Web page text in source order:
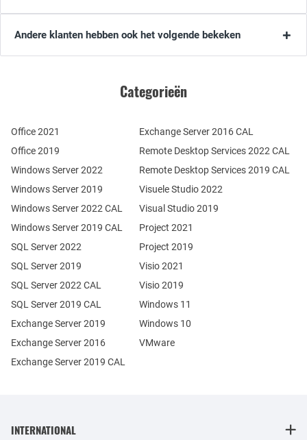
Andere klanten hebben ook het volgende bekeken
Categorieën
Office 2021
Office 2019
Windows Server 2022
Windows Server 2019
Exchange Server 2019
Exchange Server 2016
SQL Server 2022
SQL Server 2019
Windows Server 2022 CAL
Windows Server 2019 CAL
SQL Server 2022 CAL
SQL Server 2019 CAL
Remote Desktop Services 2022 CAL
Remote Desktop Services 2019 CAL
Exchange Server 2019 CAL
Exchange Server 2016 CAL
Visuele Studio 2022
Visual Studio 2019
Project 2021
Project 2019
Visio 2021
Visio 2019
Windows 11
Windows 10
VMware
INTERNATIONAL